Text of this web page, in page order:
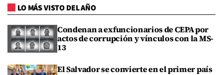
LO MÁS VISTO DEL AÑO
Condenan a exfuncionarios de CEPA por
actos de corrupción y vínculos con la MS-
13
El Salvador se convierte en el primer país